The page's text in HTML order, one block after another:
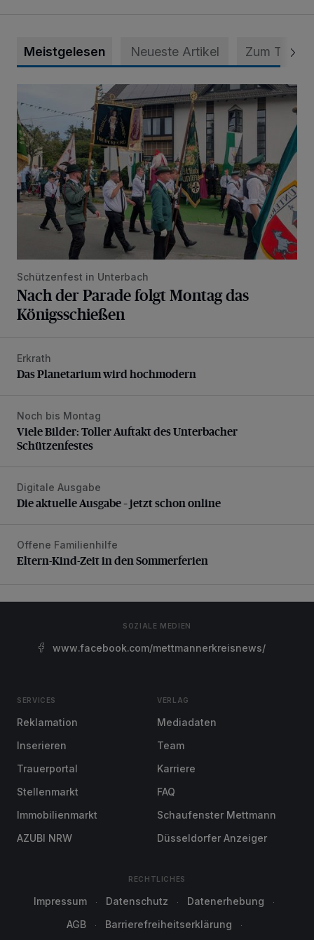
Meistgelesen Neueste Artikel Zum Thema
Nach der Parade folgt Montag das Königsschießen
Schützenfest in Unterbach
Nach der Parade folgt Montag das
Königsschießen
Das Planetarium wird hochmodern
Erkrath
Das Planetarium wird hochmodern
Viele Bilder: Toller Auftakt des Unterbacher
Noch bis Montag
Viele Bilder: Toller Auftakt des Unterbacher
Schützenfestes
Die aktuelle Ausgabe – jetzt schon online
Digitale Ausgabe
Die aktuelle Ausgabe – jetzt schon online
Eltern-Kind-Zeit in den Sommerferien
Offene Familienhilfe
Eltern-Kind-Zeit in den Sommerferien
SOZIALE MEDIEN
www.facebook.com/mettmannerkreisnews/
SERVICES
Reklamation
Inserieren
Trauerportal
Stellenmarkt
Immobilienmarkt
AZUBI NRW
VERLAG
Mediadaten
Team
Karriere
FAQ
Schaufenster Mettmann
Düsseldorfer Anzeiger
RECHTLICHES
Impressum Datenschutz
Datenerhebung
AGB
Barrierefreiheitserklärung